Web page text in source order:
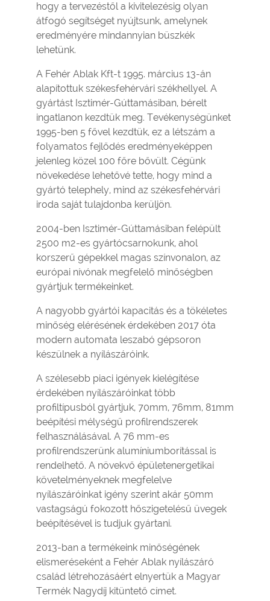
hogy a tervezéstől a kivitelezésig olyan
átfogó segítséget nyújtsunk, amelynek
eredményére mindannyian büszkék
lehetünk.
A Fehér Ablak Kft-t 1995. március 13-án
alapítottuk székesfehérvári székhellyel. A
gyártást Isztimér-Gúttamásiban, bérelt
ingatlanon kezdtük meg. Tevékenységünket
1995-ben 5 fővel kezdtük, ez a létszám a
folyamatos fejlődés eredményeképpen
jelenleg közel 100 főre bővült. Cégünk
növekedése lehetővé tette, hogy mind a
gyártó telephely, mind az székesfehérvári
iroda saját tulajdonba kerüljön.
2004-ben Isztimér-Gúttamásiban felépült
2500 m2-es gyártócsarnokunk, ahol
korszerű gépekkel magas színvonalon, az
európai nívónak megfelelő minőségben
gyártjuk termékeinket.
A nagyobb gyártói kapacitás és a tökéletes
minőség elérésének érdekében 2017 óta
modern automata leszabó gépsoron
készülnek a nyílászáróink.
A szélesebb piaci igények kielégítése
érdekében nyílászáróinkat több
profiltípusból gyártjuk, 70mm, 76mm, 81mm
beépítési mélységű profilrendszerek
felhasználásával. A 76 mm-es
profilrendszerünk alumíniumborítással is
rendelhető. A növekvő épületenergetikai
követelményeknek megfelelve
nyílászáróinkat igény szerint akár 50mm
vastagságú fokozott hőszigetelésű üvegek
beépítésével is tudjuk gyártani.
2013-ban a termékeink minőségének
elismeréseként a Fehér Ablak nyílászáró
család létrehozásáért elnyertük a Magyar
Termék Nagydíj kitüntető címet.